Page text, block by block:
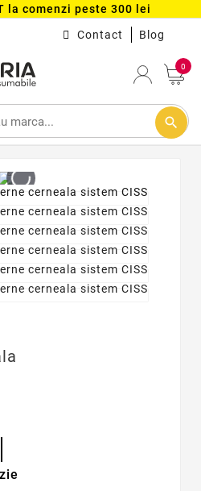
la comenzi peste 300 lei
Contact Blog
0
search